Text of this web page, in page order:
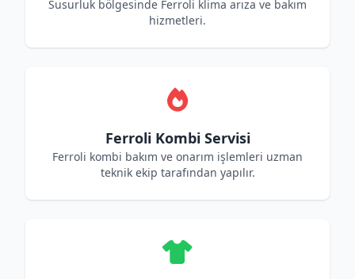
Susurluk bölgesinde Ferroli klima arıza ve bakım
hizmetleri.
Ferroli Kombi Servisi
Ferroli kombi bakım ve onarım işlemleri uzman
teknik ekip tarafından yapılır.